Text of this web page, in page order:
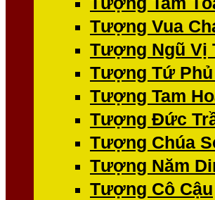
Tượng Vua
Tượng Ngũ Vị
Tượng Tứ
Tượng Tam
Tượng Đức
Tượng Chúa
Tượng Năm
Tượng Cô Cậu